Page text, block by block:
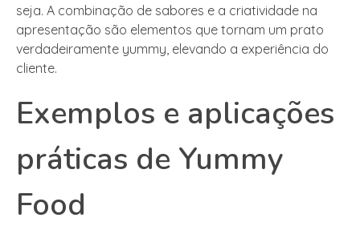
seja. A combinação de sabores e a criatividade na
apresentação são elementos que tornam um prato
verdadeiramente yummy, elevando a experiência do
cliente.
Exemplos e aplicações
práticas de Yummy
Food